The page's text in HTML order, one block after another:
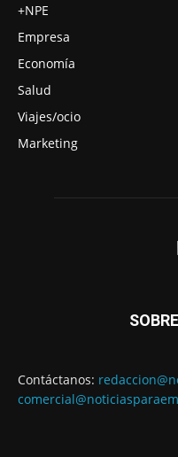
+NPE
Empresa
Economía
Salud
Viajes/ocio
Marketing
Contáctanos: